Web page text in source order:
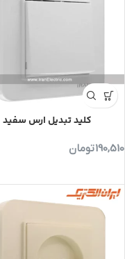
کلید تبدیل ارس سفید
190,510تومان